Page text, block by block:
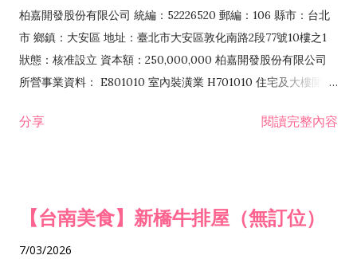
柏嘉開發股份有限公司 統編：52226520 郵編：106 縣市：台北
市 鄉鎮：大安區 地址：臺北市大安區敦化南路2段77號10樓之1
狀態：核准設立 資本額：250,000,000 柏嘉開發股份有限公司
所營事業資料： E801010 室內裝潢業 H701010 住宅及大樓開發
發業 H703090 不動產買賣業 H703100 不動產租賃業 I503010
分享 閱讀完整內容
【台南美食】新橋牛排屋（無訂位）
7/03/2026